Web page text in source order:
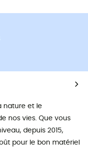
nature et le
nos vies. Que vous
depuis 2015,
pour le bon matériel